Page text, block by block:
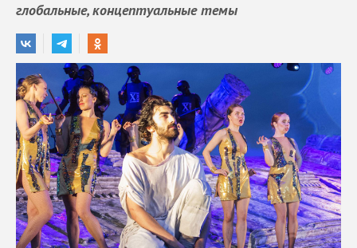
глобальные, концептуальные темы